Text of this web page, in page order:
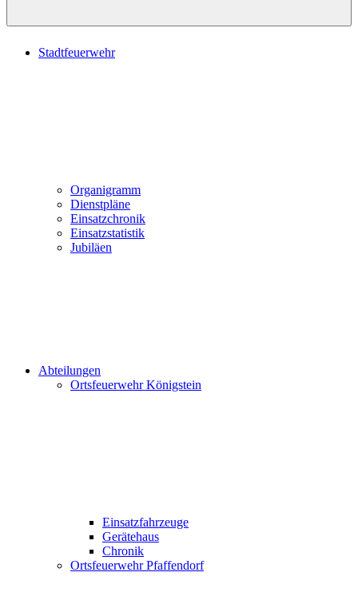
Stadtfeuerwehr
Organigramm
Dienstpläne
Einsatzchronik
Einsatzstatistik
Jubiläen
Abteilungen
Ortsfeuerwehr Königstein
Einsatzfahrzeuge
Gerätehaus
Chronik
Ortsfeuerwehr Pfaffendorf